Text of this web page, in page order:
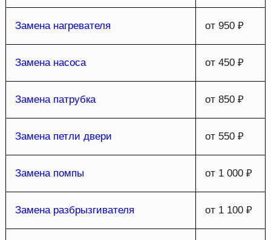
Замена нагревателя от 950 ₽
Замена насоса от 450 ₽
Замена патрубка от 850 ₽
Замена петли двери от 550 ₽
Замена помпы от 1 000 ₽
Замена разбрызгивателя от 1 100 ₽